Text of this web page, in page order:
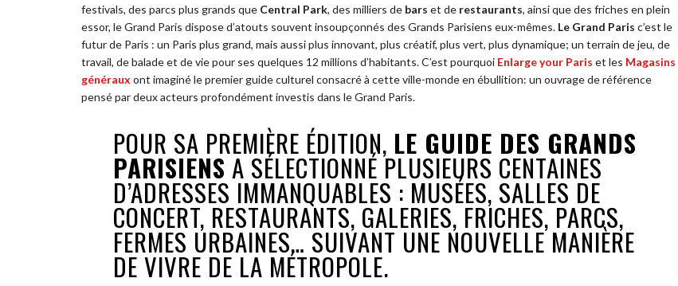
festivals, des parcs plus grands que Central Park, des milliers de bars et de restaurants, ainsi que des friches en plein
essor, le Grand Paris dispose d’atouts souvent insoupçonnés des Grands Parisiens eux-mêmes. Le Grand Paris c’est le
futur de Paris : un Paris plus grand, mais aussi plus innovant, plus créatif, plus vert, plus dynamique; un terrain de jeu, de
travail, de balade et de vie pour ses quelques 12 millions d’habitants. C’est pourquoi Enlarge your Paris et les Magasins
généraux ont imaginé le premier guide culturel consacré à cette ville-monde en ébullition: un ouvrage de référence
pensé par deux acteurs profondément investis dans le Grand Paris.
POUR SA PREMIÈRE ÉDITION, LE GUIDE DES GRANDS
PARISIENS A SÉLECTIONNÉ PLUSIEURS CENTAINES
D’ADRESSES IMMANQUABLES : MUSÉES, SALLES DE
CONCERT, RESTAURANTS, GALERIES, FRICHES, PARCS,
FERMES URBAINES… SUIVANT UNE NOUVELLE MANIÈRE
DE VIVRE DE LA MÉTROPOLE.